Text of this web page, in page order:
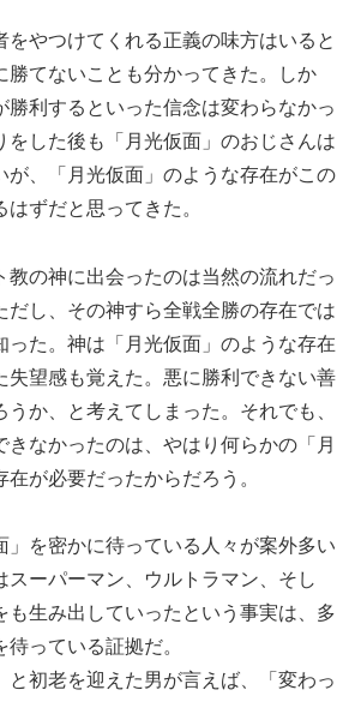
をやつけてくれる正義の味方はいると
勝てないことも分かってきた。しか
勝利するといった信念は変わらなかっ
をした後も「月光仮面」のおじさんは
が、「月光仮面」のような存在がこの
ずだと思ってきた。
教の神に出会ったのは当然の流れだっ
だし、その神すら全戦全勝の存在では
った。神は「月光仮面」のような存在
失望感も覚えた。悪に勝利できない善
か、と考えてしまった。それでも、
きなかったのは、やはり何らかの「月
が必要だったからだろう。
」を密かに待っている人々が案外多い
スーパーマン、ウルトラマン、そし
も生み出していったという事実は、多
っている証拠だ。
と初老を迎えた男が言えば、「変わっ